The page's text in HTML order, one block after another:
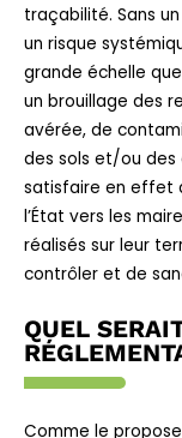
traçabilité. Sans
un risque
grande échelle
un brouillage des
avérée, de
des sols et/ou des
satisfaire en effet
l’État vers les
réalisés sur leur
contrôler et de
QUEL
Comme le